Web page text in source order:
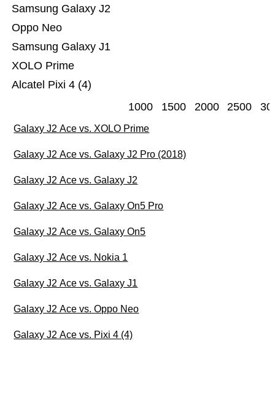
Alcatel Pixi 4 (4)
XOLO Prime
Samsung Galaxy J1
Oppo Neo
Samsung Galaxy J2
1000 1500 2000 2500
Galaxy J2 Ace vs. XOLO Prime
Galaxy J2 Ace vs. Galaxy J2 Pro (2018)
Galaxy J2 Ace vs. Galaxy J2
Galaxy J2 Ace vs. Galaxy On5 Pro
Galaxy J2 Ace vs. Galaxy On5
Galaxy J2 Ace vs. Nokia 1
Galaxy J2 Ace vs. Galaxy J1
Galaxy J2 Ace vs. Oppo Neo
Galaxy J2 Ace vs. Pixi 4 (4)